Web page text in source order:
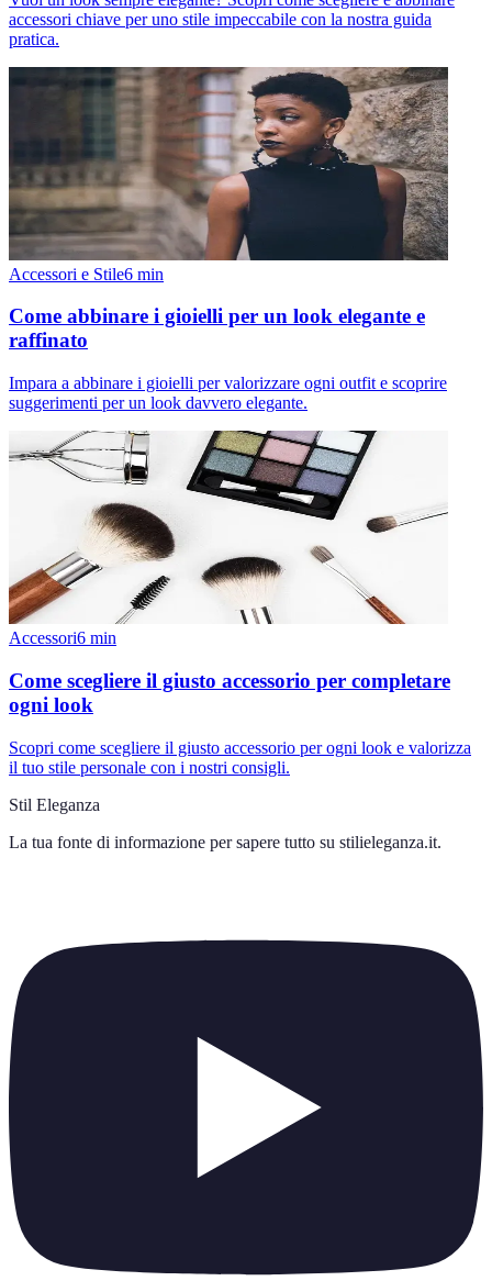
accessori chiave per uno stile impeccabile con la nostra guida
pratica.
Accessori e Stile6 min
Come abbinare i gioielli per un look elegante e
raffinato
Impara a abbinare i gioielli per valorizzare ogni outfit e scoprire
suggerimenti per un look davvero elegante.
Accessori6 min
Come scegliere il giusto accessorio per completare
ogni look
Scopri come scegliere il giusto accessorio per ogni look e valorizza
il tuo stile personale con i nostri consigli.
Stil Eleganza
La tua fonte di informazione per sapere tutto su stilieleganza.it.